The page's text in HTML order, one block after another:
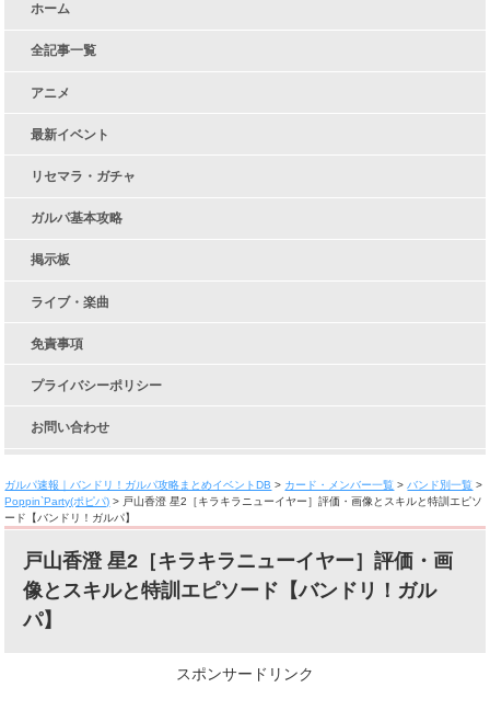
ホーム
全記事一覧
アニメ
最新イベント
リセマラ・ガチャ
ガルパ基本攻略
掲示板
ライブ・楽曲
免責事項
プライバシーポリシー
お問い合わせ
ガルパ速報｜バンドリ！ガルパ攻略まとめイベントDB > カード・メンバー一覧 > バンド別一覧 >
Poppin`Party(ポピパ) > 戸山香澄 星2［キラキラニューイヤー］評価・画像とスキルと特訓エピソ
ード【バンドリ！ガルパ】
戸山香澄 星2［キラキラニューイヤー］評価・画
像とスキルと特訓エピソード【バンドリ！ガル
パ】
スポンサードリンク